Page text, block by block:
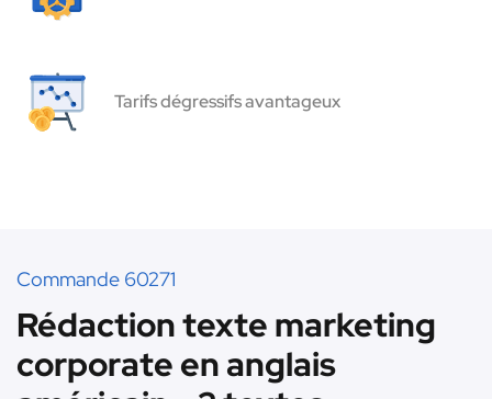
Tarifs dégressifs avantageux
Commande 60271
Rédaction texte marketing
corporate en anglais